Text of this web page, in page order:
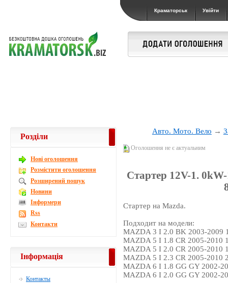
Краматорськ Увійти
Авто. Мото. Вело →
Оголошення не є актуальним
Стартер 12V-1.
Стартер на Mazda.
Подходит на модели:
MAZDA 3 I 2.0 BK 2003-2009
MAZDA 5 I 1.8 CR 2005-2010
MAZDA 5 I 2.0 CR 2005-2010
MAZDA 5 I 2.3 CR 2005-2010
MAZDA 6 I 1.8 GG GY 2002-
MAZDA 6 I 2.0 GG GY 2002-
Розділи
Новi оголошення
Розмістити оголошення
Розширений пошук
Новини
Інформери
Rss
Контакти
Інформація
Контакты